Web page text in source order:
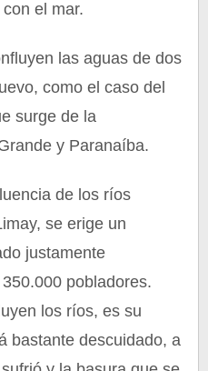
el mar.
las aguas de dos
como el caso del
surge de la
y Paranaíba.
de los ríos
se erige un
justamente
pobladores.
los ríos, es su
bastante descuidado, a